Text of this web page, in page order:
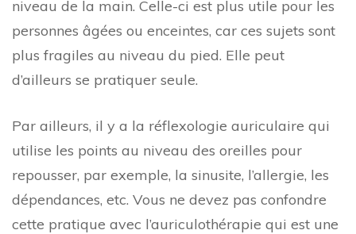
niveau de la main. Celle-ci est plus utile pour les
personnes âgées ou enceintes, car ces sujets sont
plus fragiles au niveau du pied. Elle peut
d’ailleurs se pratiquer seule.
Par ailleurs, il y a la réflexologie auriculaire qui
utilise les points au niveau des oreilles pour
repousser, par exemple, la sinusite, l’allergie, les
dépendances, etc. Vous ne devez pas confondre
cette pratique avec l’auriculothérapie qui est une